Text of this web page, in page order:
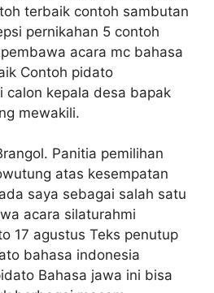
terbaik contoh sambutan
pernikahan 5 contoh
acara mc bahasa
Contoh pidato
calon kepala desa bapak
mewakili.
Panitia pemilihan
atas kesempatan
saya sebagai salah satu
acara silaturahmi
17 agustus Teks penutup
bahasa indonesia
Bahasa jawa ini bisa